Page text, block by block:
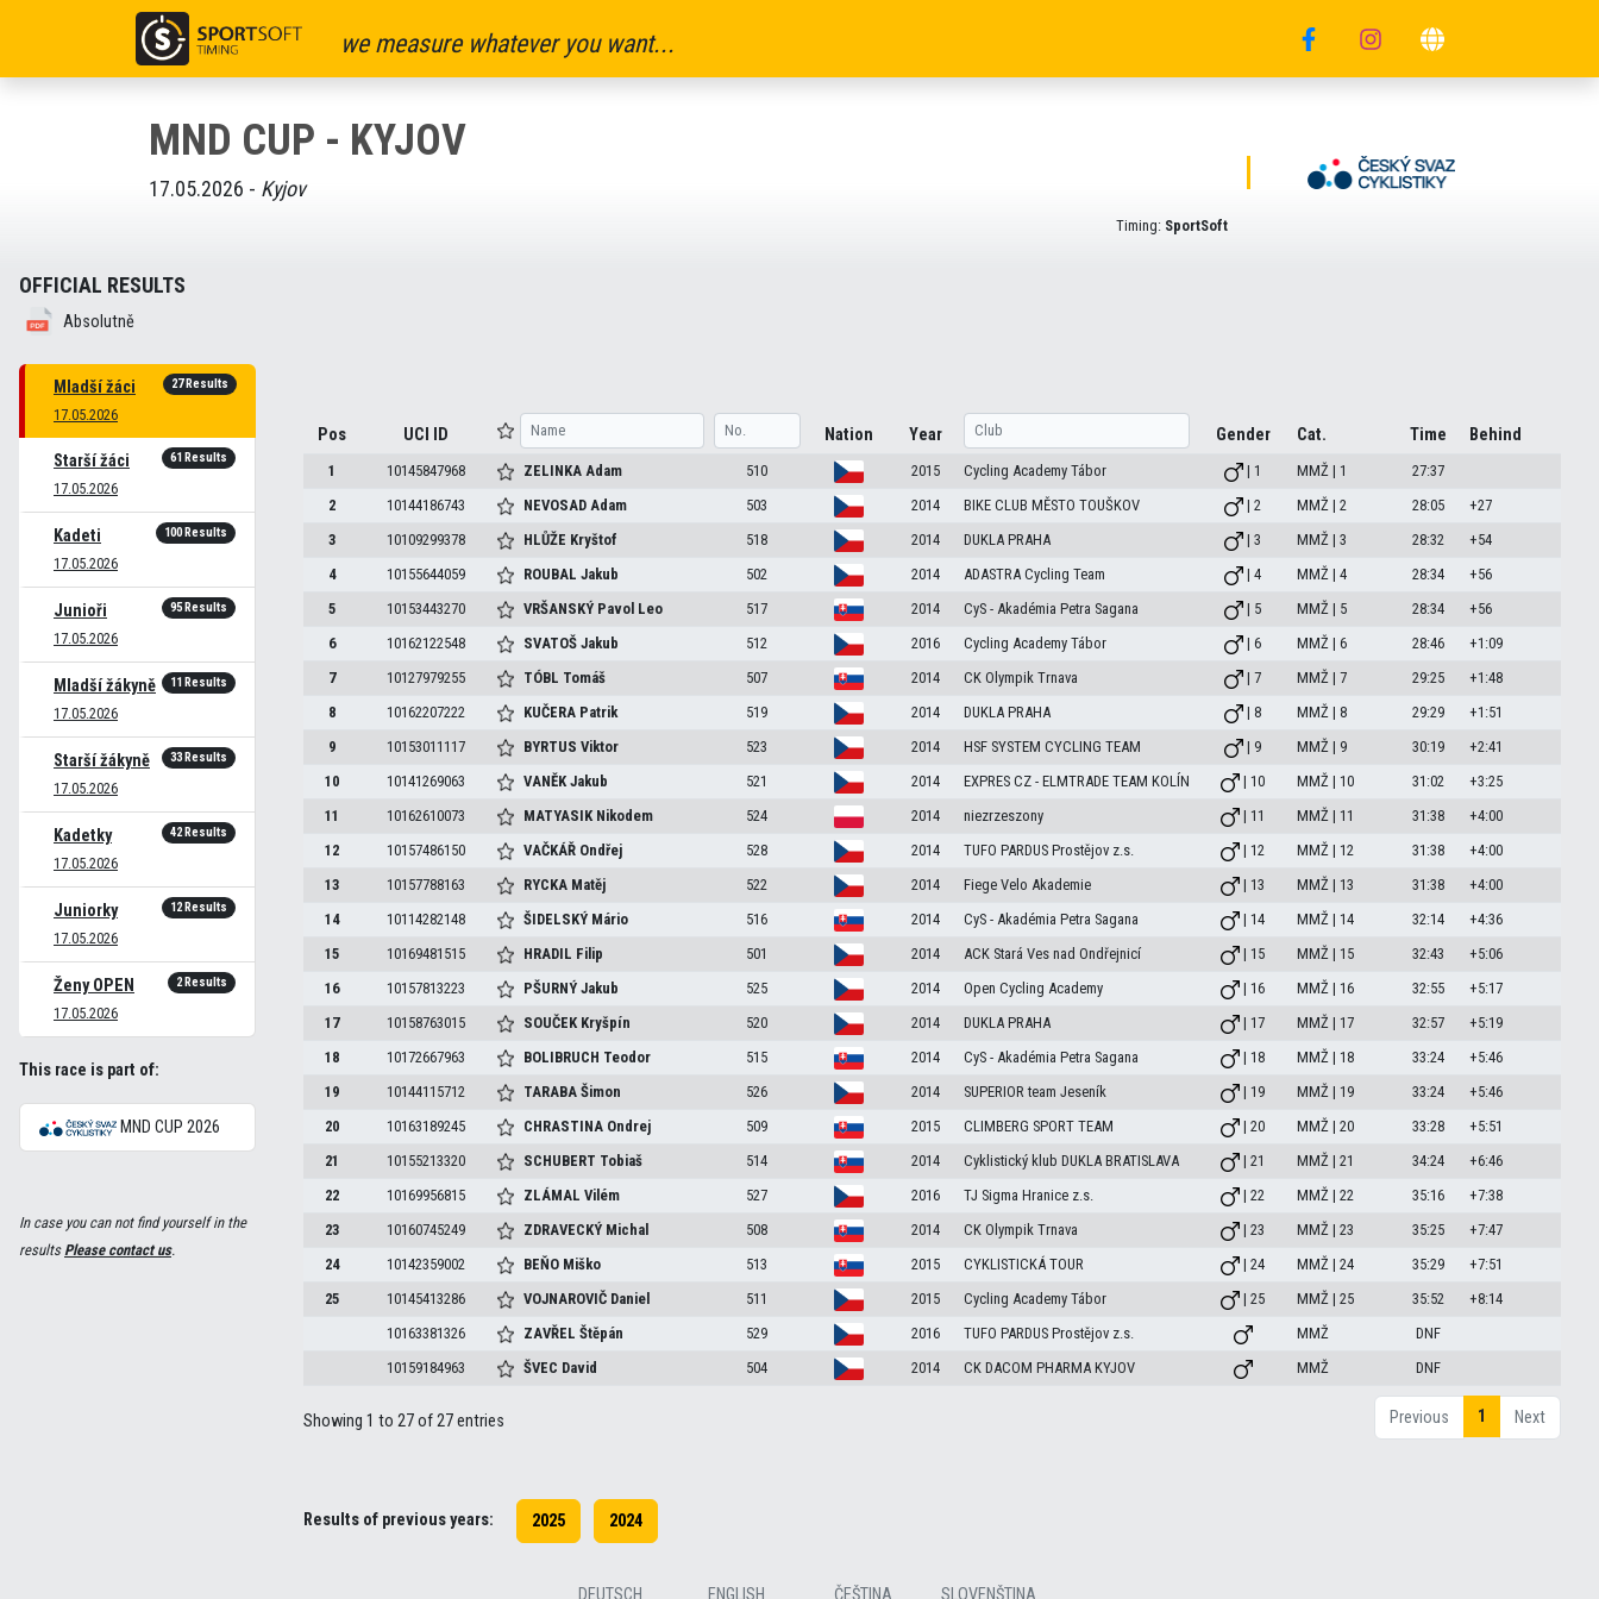
we measure whatever you want...
MND CUP - KYJOV
17.05.2026 - Kyjov
Timing: SportSoft
OFFICIAL RESULTS
Absolutně
Mladší žáci
17.05.2026
27 Results
Starší žáci
17.05.2026
61 Results
Kadeti
17.05.2026
100 Results
Junioři
17.05.2026
95 Results
Mladší žákyně
17.05.2026
11 Results
Starší žákyně
17.05.2026
33 Results
Kadetky
17.05.2026
42 Results
Juniorky
17.05.2026
12 Results
Ženy OPEN
17.05.2026
2 Results
This race is part of:
MND CUP 2026
In case you can not find yourself in the
resultsPlease contact us.
Pos UCI ID Nation Year Gender Cat. Time Behind
1 10145847968 ZELINKAAdam 510 2015 Cycling Academy Tábor | 1 MMŽ | 1
27:37
2
10144186743 NEVOSADAdam 503 2014 BIKE CLUB MĚSTO TOUŠKOV | 2 MMŽ | 2 28:05
+27
3
10109299378 HLŮŽE Kryštof 518 2014 DUKLA PRAHA | 3 MMŽ | 3 28:32
+54
4
10155644059 ROUBALJakub 502 2014 ADASTRA Cycling Team | 4 MMŽ | 4 28:34
+56
5
10153443270 VRŠANSKÝ Pavol Leo 517 2014 CyS - Akadémia Petra Sagana | 5 MMŽ | 5 28:34
+56
6
10162122548 SVATOŠJakub 512 2016 Cycling Academy Tábor | 6 MMŽ | 6 28:46
+1:09
7
10127979255 TÓBL Tomáš 507 2014 CK Olympik Trnava | 7 MMŽ | 7 29:25
+1:48
8
10162207222 KUČERA Patrik 519 2014 DUKLA PRAHA | 8 MMŽ | 8 29:29
+1:51
9
10153011117 BYRTUSViktor 523 2014 HSF SYSTEM CYCLING TEAM | 9 MMŽ | 9 30:19
+2:41
10
10141269063 VANĚKJakub 521 2014 EXPRES CZ - ELMTRADE TEAM KOLÍN | 10 MMŽ | 10 31:02
+3:25
11
10162610073 MATYASIK Nikodem 524 2014 niezrzeszony | 11 MMŽ | 11 31:38
+4:00
12
10157486150 VAČKÁŘ Ondřej 528 2014 TUFO PARDUS Prostějov z.s. | 12 MMŽ | 12 31:38
+4:00
13
10157788163 RYCKA Matěj 522 2014 Fiege Velo Akademie | 13 MMŽ | 13 31:38
+4:00
14
10114282148 ŠIDELSKÝ Mário 516 2014 CyS - Akadémia Petra Sagana | 14 MMŽ | 14 32:14
+4:36
15
10169481515 HRADIL Filip 501 2014 ACK Stará Ves nad Ondřejnicí | 15 MMŽ | 15 32:43
+5:06
16
10157813223 PŠURNÝJakub 525 2014 Open Cycling Academy | 16 MMŽ | 16 32:55
+5:17
17
10158763015 SOUČEK Kryšpín 520 2014 DUKLA PRAHA | 17 MMŽ | 17 32:57
+5:19
18
10172667963 BOLIBRUCH Teodor 515 2014 CyS - Akadémia Petra Sagana | 18 MMŽ | 18 33:24
+5:46
19
10144115712 TARABAŠimon 526 2014 SUPERIOR team Jeseník | 19 MMŽ | 19 33:24
+5:46
20
10163189245 CHRASTINA Ondrej 509 2015 CLIMBERG SPORT TEAM | 20 MMŽ | 20 33:28
+5:51
21
10155213320 SCHUBERT Tobiaš 514 2014 Cyklistický klub DUKLA BRATISLAVA | 21 MMŽ | 21 34:24
+6:46
22
10169956815 ZLÁMALVilém 527 2016 TJ Sigma Hranice z.s. | 22 MMŽ | 22 35:16
+7:38
23
10160745249 ZDRAVECKÝ Michal 508 2014 CK Olympik Trnava | 23 MMŽ | 23 35:25
+7:47
24
10142359002 BEŇO Miško 513 2015 CYKLISTICKÁ TOUR | 24 MMŽ | 24 35:29
+7:51
25
10145413286 VOJNAROVIČ Daniel 511 2015 Cycling Academy Tábor | 25 MMŽ | 25 35:52
+8:14
10163381326
ZAVŘELŠtěpán 529 2016 TUFO PARDUS Prostějov z.s. MMŽ
DNF
10159184963
ŠVEC David 504 2014 CK DACOM PHARMA KYJOV MMŽ DNF
Showing 1 to 27 of 27 entries Previous 1 Next
Results of previous years: 2025 2024
DEUTSCH ENGLISH ČEŠTINA SLOVENŠTINA